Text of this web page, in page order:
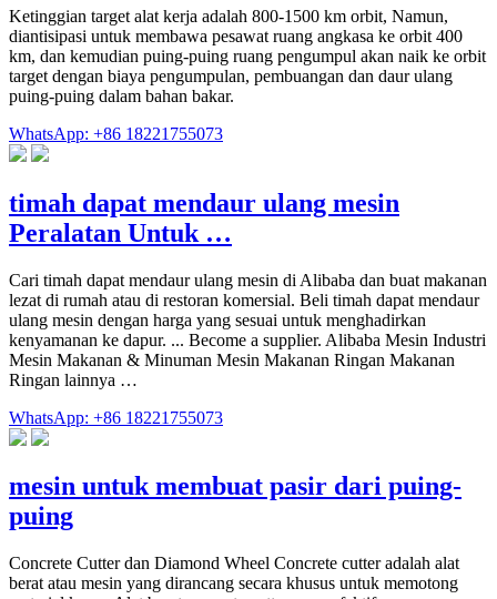
Ketinggian target alat kerja adalah 800-1500 km orbit, Namun,
diantisipasi untuk membawa pesawat ruang angkasa ke orbit 400
km, dan kemudian puing-puing ruang pengumpul akan naik ke orbit
target dengan biaya pengumpulan, pembuangan dan daur ulang
puing-puing dalam bahan bakar.
WhatsApp: +86 18221755073
timah dapat mendaur ulang mesin
Peralatan Untuk …
Cari timah dapat mendaur ulang mesin di Alibaba dan buat makanan
lezat di rumah atau di restoran komersial. Beli timah dapat mendaur
ulang mesin dengan harga yang sesuai untuk menghadirkan
kenyamanan ke dapur. ... Become a supplier. Alibaba Mesin Industri
Mesin Makanan & Minuman Mesin Makanan Ringan Makanan
Ringan lainnya …
WhatsApp: +86 18221755073
mesin untuk membuat pasir dari puing-
puing
Concrete Cutter dan Diamond Wheel Concrete cutter adalah alat
berat atau mesin yang dirancang secara khusus untuk memotong